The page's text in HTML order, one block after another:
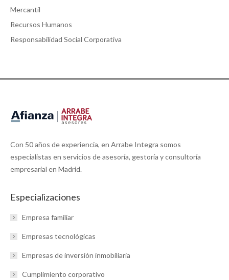
Mercantil
Recursos Humanos
Responsabilidad Social Corporativa
Con 50 años de experiencia, en Arrabe Integra somos
especialistas en servicios de asesoría, gestoría y consultoría
empresarial en Madrid.
Especializaciones
Empresa familiar
Empresas tecnológicas
Empresas de inversión inmobiliaria
Cumplimiento corporativo